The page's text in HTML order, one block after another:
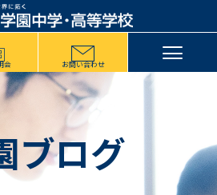
会 お問い合わせ
ブログ